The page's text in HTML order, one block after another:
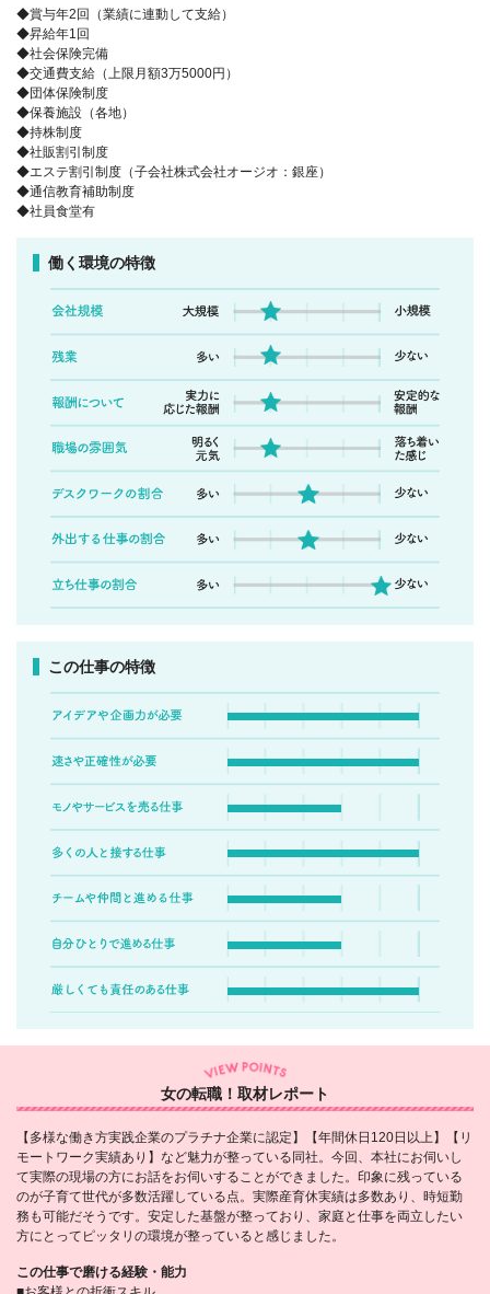
◆賞与年2回（業績に連動して支給）
◆昇給年1回
◆社会保険完備
◆交通費支給（上限月額3万5000円）
◆団体保険制度
◆保養施設（各地）
◆持株制度
◆社販割引制度
◆エステ割引制度（子会社株式会社オージオ：銀座）
◆通信教育補助制度
◆社員食堂有
働く環境の特徴
この仕事の特徴
女の転職！取材レポート
【多様な働き方実践企業のプラチナ企業に認定】【年間休日120日以上】【リ
モートワーク実績あり】など魅力が整っている同社。今回、本社にお伺いし
て実際の現場の方にお話をお伺いすることができました。印象に残っている
のが子育て世代が多数活躍している点。実際産育休実績は多数あり、時短勤
務も可能だそうです。安定した基盤が整っており、家庭と仕事を両立したい
方にとってピッタリの環境が整っていると感じました。
この仕事で磨ける経験・能力